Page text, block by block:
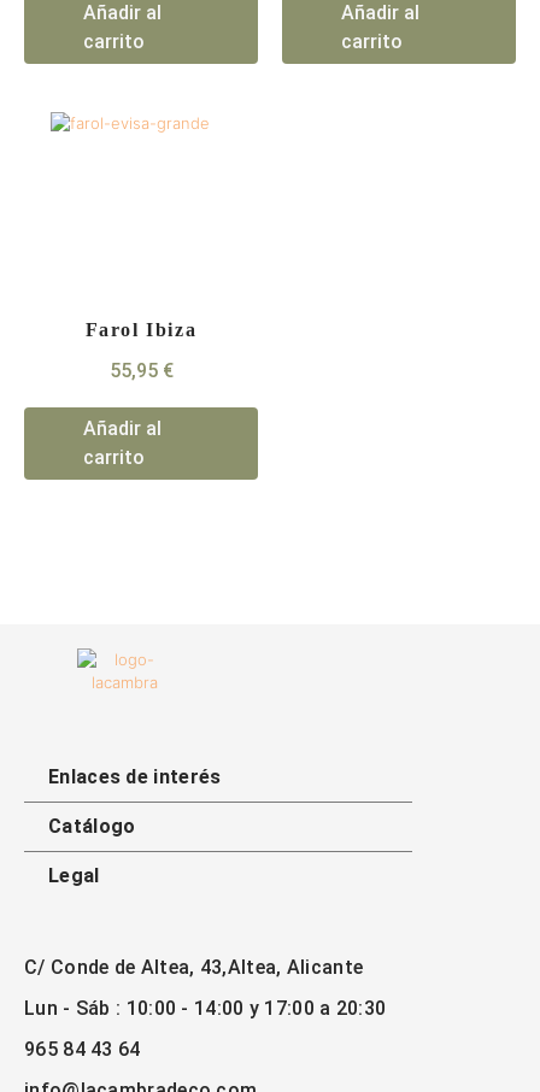
Añadir al
carrito
Añadir al
carrito
Farol Ibiza
55,95 €
Añadir al
carrito
Enlaces de interés​
Catálogo
Legal
C/ Conde de Altea, 43,Altea, Alicante
Lun - Sáb : 10:00 - 14:00 y 17:00 a 20:30
965 84 43 64